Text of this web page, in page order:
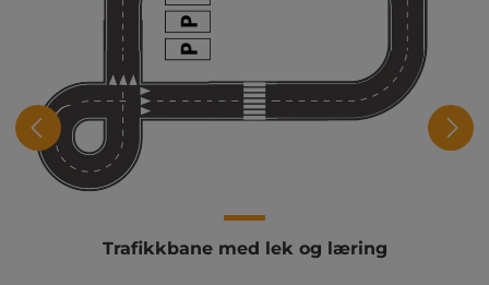
Trafikkbane med lek og læring